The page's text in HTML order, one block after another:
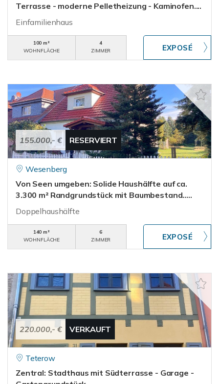
Terrasse - moderne Pelletheizung - Kaminofen....
Einfamilienhaus
100 m²
WOHNFLÄCHE
4
ZIMMER
155.000,- € RESERVIERT
Wesenberg
Von Seen umgeben: Solide Haushälfte auf ca.
3.300 m² Randgrundstück mit Baumbestand.....
Doppelhaushälfte
140 m²
WOHNFLÄCHE
6
ZIMMER
220.000,- € VERKAUFT
Teterow
Zentral: Stadthaus mit Südterrasse - Garage -